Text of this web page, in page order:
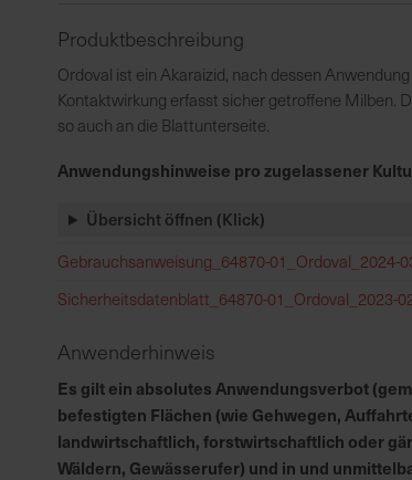
springen
Produktbeschreibung
Ordoval ist ein Akaraizid, nach dessen
Kontaktwirkung erfasst sicher getroffene Milben.
so auch an die Blattunterseite.
Anwendungshinweise pro zugelassener
Übersicht öffnen (Klick)
Gebrauchsanweisung_64870-01_Ordoval_2024-
Sicherheitsdatenblatt_64870-01_Ordoval_2023-
Anwenderhinweis
Es gilt ein absolutes Anwendungsverbot
befestigten Flächen (wie Gehwegen,
landwirtschaftlich, forstwirtschaftlich oder
Wäldern, Gewässerufer) und in und